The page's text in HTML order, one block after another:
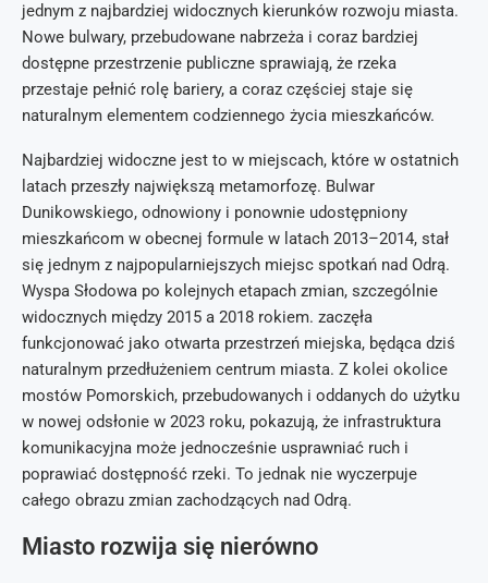
jednym z najbardziej widocznych kierunków rozwoju miasta.
Nowe bulwary, przebudowane nabrzeża i coraz bardziej
dostępne przestrzenie publiczne sprawiają, że rzeka
przestaje pełnić rolę bariery, a coraz częściej staje się
naturalnym elementem codziennego życia mieszkańców.
Najbardziej widoczne jest to w miejscach, które w ostatnich
latach przeszły największą metamorfozę. Bulwar
Dunikowskiego, odnowiony i ponownie udostępniony
mieszkańcom w obecnej formule w latach 2013–2014, stał
się jednym z najpopularniejszych miejsc spotkań nad Odrą.
Wyspa Słodowa po kolejnych etapach zmian, szczególnie
widocznych między 2015 a 2018 rokiem. zaczęła
funkcjonować jako otwarta przestrzeń miejska, będąca dziś
naturalnym przedłużeniem centrum miasta. Z kolei okolice
mostów Pomorskich, przebudowanych i oddanych do użytku
w nowej odsłonie w 2023 roku, pokazują, że infrastruktura
komunikacyjna może jednocześnie usprawniać ruch i
poprawiać dostępność rzeki. To jednak nie wyczerpuje
całego obrazu zmian zachodzących nad Odrą.
Miasto rozwija się nierówno